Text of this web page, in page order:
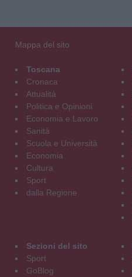
Mappa del sito
Toscana
Cronaca
Attualità
Politica e Opinioni
Economia e Lavoro
Sanità
Scuola e Università
Economia
Cultura
Sport
dalla Regione
Sezioni del sito
Sport
GoBlog